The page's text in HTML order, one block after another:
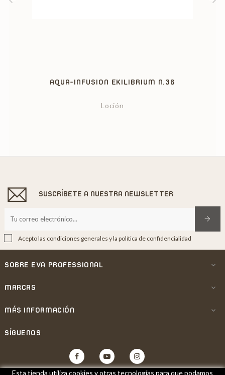
AQUA-INFUSION EKILIBRIUM N.36
Loción
SUSCRÍBETE A NUESTRA NEWSLETTER
Acepto las condiciones generales y la política de confidencialidad
SOBRE EVA PROFESSIONAL 
MARCAS 
MÁS INFORMACIÓN 
SÍGUENOS
Facebook YouTube Instagram
Esta tienda utiliza cookies y otras tecnologías para que podamos